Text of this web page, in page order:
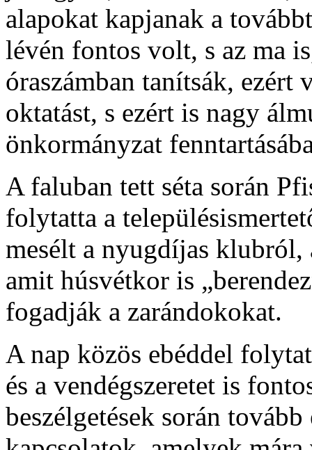
alapokat kapjanak a
lévén fontos volt, s az ma
óraszámban tanítsák, ezért
oktatást, s ezért is nagy
önkormányzat
A faluban tett séta során
folytatta a
mesélt a nyugdíjas
amit húsvétkor is
fogadják a zarándokokat.
A nap közös ebéddel
és a vendégszeretet is
beszélgetések során